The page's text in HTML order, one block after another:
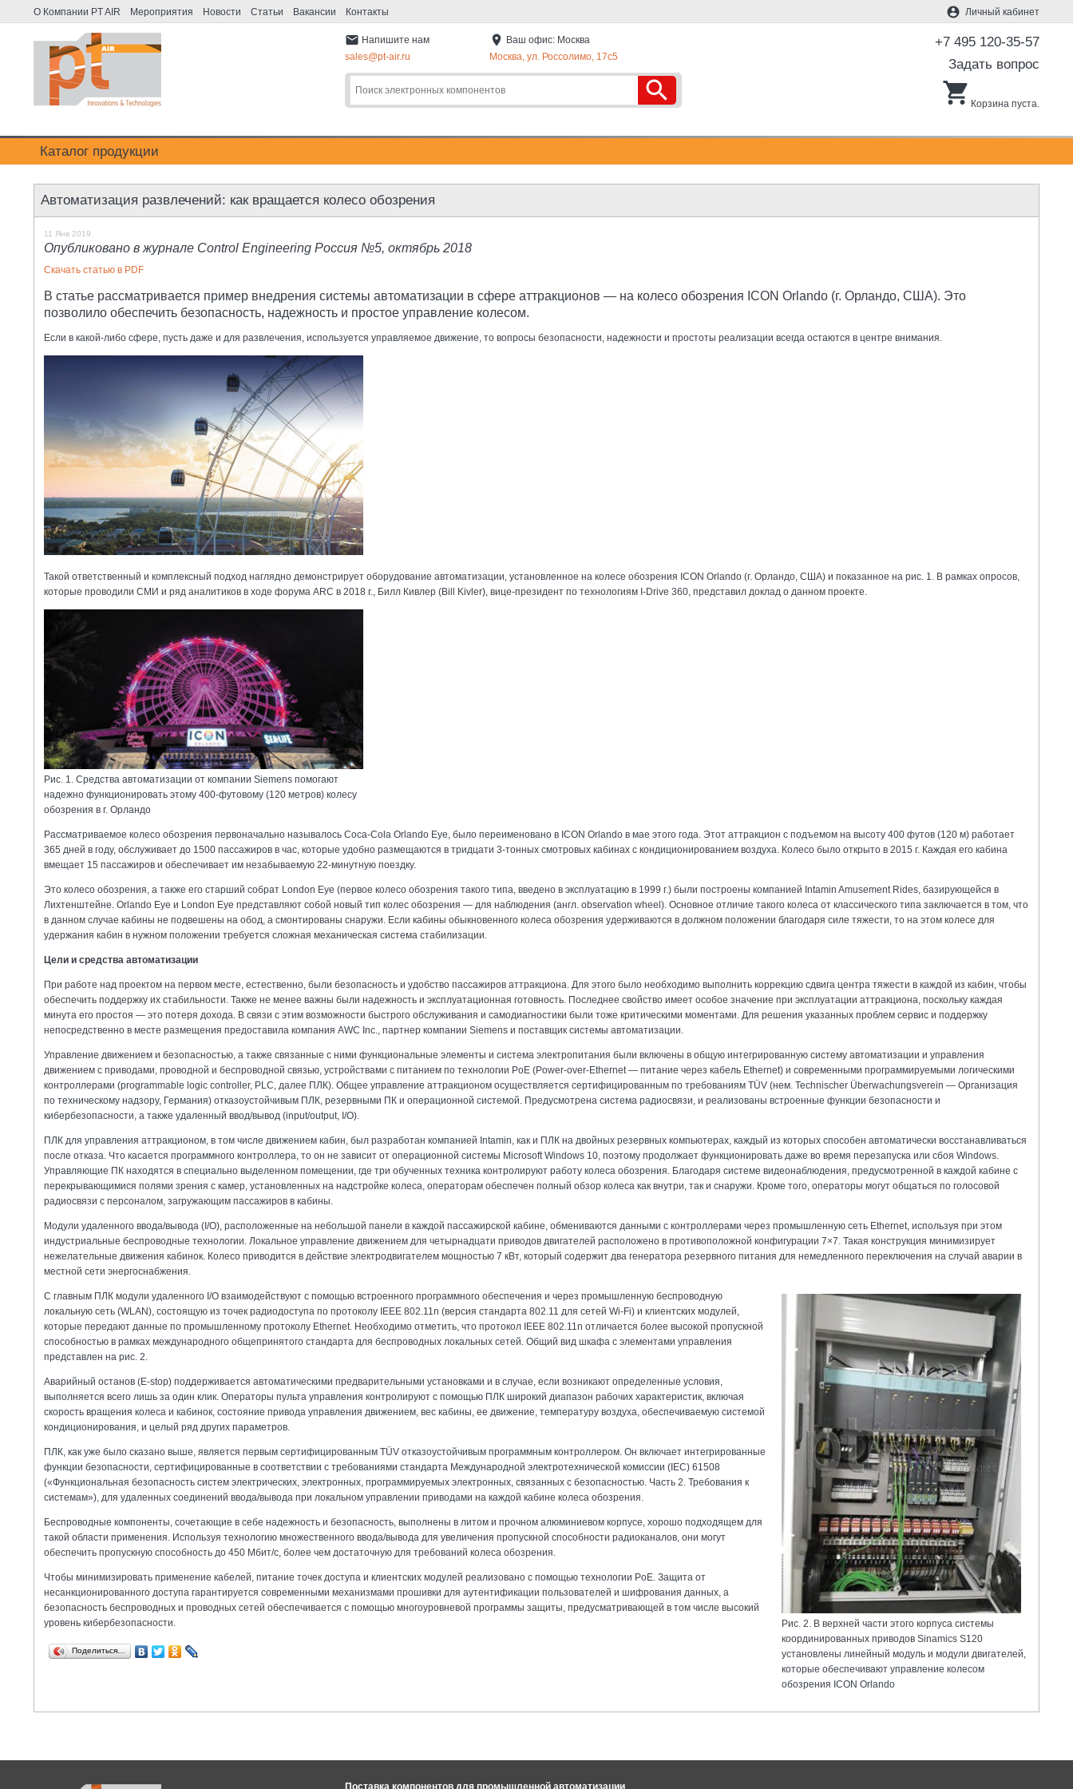
account_circle Личный кабинет
О Компании PT AIR Мероприятия Новости Статьи Вакансии Контакты
+7 495 120-35-57
Задать вопрос
shopping_cart Корзина пуста.
mail Напишите нам
sales@pt-air.ru
place Ваш офис: Москва
Москва, ул. Россолимо, 17c5
search
Каталог продукции
Автоматизация развлечений: как вращается колесо обозрения
11 Янв 2019
Опубликовано в журнале Control Engineering Россия №5, октябрь 2018
Скачать статью в PDF
В статье рассматривается пример внедрения системы автоматизации в сфере аттракционов — на колесо обозрения ICON Orlando (г. Орландо, США). Это
позволило обеспечить безопасность, надежность и простое управление колесом.
Если в какой-либо сфере, пусть даже и для развлечения, используется управляемое движение, то вопросы безопасности, надежности и простоты реализации всегда остаются в центре внимания.
Такой ответственный и комплексный подход наглядно демонстрирует оборудование автоматизации, установленное на колесе обозрения ICON Orlando (г. Орландо, США) и показанное на рис. 1. В рамках опросов,
которые проводили СМИ и ряд аналитиков в ходе форума ARC в 2018 г., Билл Кивлер (Bill Kivler), вице-президент по технологиям I-Drive 360, представил доклад о данном проекте.
Рис. 1. Средства автоматизации от компании Siemens помогают
надежно функционировать этому 400-футовому (120 метров) колесу
обозрения в г. Орландо
Рассматриваемое колесо обозрения первоначально называлось Coca-Cola Orlando Eye, было переименовано в ICON Orlando в мае этого года. Этот аттракцион с подъемом на высоту 400 футов (120 м) работает
365 дней в году, обслуживает до 1500 пассажиров в час, которые удобно размещаются в тридцати 3-тонных смотровых кабинах с кондиционированием воздуха. Колесо было открыто в 2015 г. Каждая его кабина
вмещает 15 пассажиров и обеспечивает им незабываемую 22-минутную поездку.
Это колесо обозрения, а также его старший собрат London Eye (первое колесо обозрения такого типа, введено в эксплуатацию в 1999 г.) были построены компанией Intamin Amusement Rides, базирующейся в
Лихтенштейне. Orlando Eye и London Eye представляют собой новый тип колес обозрения — для наблюдения (англ. observation wheel). Основное отличие такого колеса от классического типа заключается в том, что
в данном случае кабины не подвешены на обод, а смонтированы снаружи. Если кабины обыкновенного колеса обозрения удерживаются в должном положении благодаря силе тяжести, то на этом колесе для
удержания кабин в нужном положении требуется сложная механическая система стабилизации.
Цели и средства автоматизации
При работе над проектом на первом месте, естественно, были безопасность и удобство пассажиров аттракциона. Для этого было необходимо выполнить коррекцию сдвига центра тяжести в каждой из кабин, чтобы
обеспечить поддержку их стабильности. Также не менее важны были надежность и эксплуатационная готовность. Последнее свойство имеет особое значение при эксплуатации аттракциона, поскольку каждая
минута его простоя — это потеря дохода. В связи с этим возможности быстрого обслуживания и самодиагностики были тоже критическими моментами. Для решения указанных проблем сервис и поддержку
непосредственно в месте размещения предоставила компания AWC Inc., партнер компании Siemens и поставщик системы автоматизации.
Управление движением и безопасностью, а также связанные с ними функциональные элементы и система электропитания были включены в общую интегрированную систему автоматизации и управления
движением с приводами, проводной и беспроводной связью, устройствами с питанием по технологии PoE (Power-over-Ethernet — питание через кабель Ethernet) и современными программируемыми логическими
контроллерами (programmable logic controller, PLC, далее ПЛК). Общее управление аттракционом осуществляется сертифицированным по требованиям TÜV (нем. Technischer Überwachungsverein — Организация
по техническому надзору, Германия) отказоустойчивым ПЛК, резервными ПК и операционной системой. Предусмотрена система радиосвязи, и реализованы встроенные функции безопасности и
кибербезопасности, а также удаленный ввод/вывод (input/output, I/O).
ПЛК для управления аттракционом, в том числе движением кабин, был разработан компанией Intamin, как и ПЛК на двойных резервных компьютерах, каждый из которых способен автоматически восстанавливаться
после отказа. Что касается программного контроллера, то он не зависит от операционной системы Microsoft Windows 10, поэтому продолжает функционировать даже во время перезапуска или сбоя Windows.
Управляющие ПК находятся в специально выделенном помещении, где три обученных техника контролируют работу колеса обозрения. Благодаря системе видеонаблюдения, предусмотренной в каждой кабине с
перекрывающимися полями зрения с камер, установленных на надстройке колеса, операторам обеспечен полный обзор колеса как внутри, так и снаружи. Кроме того, операторы могут общаться по голосовой
радиосвязи с персоналом, загружающим пассажиров в кабины.
Модули удаленного ввода/вывода (I/O), расположенные на небольшой панели в каждой пассажирской кабине, обмениваются данными с контроллерами через промышленную сеть Ethernet, используя при этом
индустриальные беспроводные технологии. Локальное управление движением для четырнадцати приводов двигателей расположено в противоположной конфигурации 7×7. Такая конструкция минимизирует
нежелательные движения кабинок. Колесо приводится в действие электродвигателем мощностью 7 кВт, который содержит два генератора резервного питания для немедленного переключения на случай аварии в
местной сети энергоснабжения.
Рис. 2. В верхней части этого корпуса системы
координированных приводов Sinamics S120
установлены линейный модуль и модули двигателей,
которые обеспечивают управление колесом
обозрения ICON Orlando
С главным ПЛК модули удаленного I/O взаимодействуют с помощью встроенного программного обеспечения и через промышленную беспроводную
локальную сеть (WLAN), состоящую из точек радиодоступа по протоколу IEEE 802.11n (версия стандарта 802.11 для сетей Wi-Fi) и клиентских модулей,
которые передают данные по промышленному протоколу Ethernet. Необходимо отметить, что протокол IEEE 802.11n отличается более высокой пропускной
способностью в рамках международного общепринятого стандарта для беспроводных локальных сетей. Общий вид шкафа с элементами управления
представлен на рис. 2.
Аварийный останов (E-stop) поддерживается автоматическими предварительными установками и в случае, если возникают определенные условия,
выполняется всего лишь за один клик. Операторы пульта управления контролируют с помощью ПЛК широкий диапазон рабочих характеристик, включая
скорость вращения колеса и кабинок, состояние привода управления движением, вес кабины, ее движение, температуру воздуха, обеспечиваемую системой
кондиционирования, и целый ряд других параметров.
ПЛК, как уже было сказано выше, является первым сертифицированным TÜV отказоустойчивым программным контроллером. Он включает интегрированные
функции безопасности, сертифицированные в соответствии с требованиями стандарта Международной электротехнической комиссии (IEC) 61508
(«Функциональная безопасность систем электрических, электронных, программируемых электронных, связанных с безопасностью. Часть 2. Требования к
системам»), для удаленных соединений ввода/вывода при локальном управлении приводами на каждой кабине колеса обозрения.
Беспроводные компоненты, сочетающие в себе надежность и безопасность, выполнены в литом и прочном алюминиевом корпусе, хорошо подходящем для
такой области применения. Используя технологию множественного ввода/вывода для увеличения пропускной способности радиоканалов, они могут
обеспечить пропускную способность до 450 Мбит/с, более чем достаточную для требований колеса обозрения.
Чтобы минимизировать применение кабелей, питание точек доступа и клиентских модулей реализовано с помощью технологии PoE. Защита от
несанкционированного доступа гарантируется современными механизмами прошивки для аутентификации пользователей и шифрования данных, а
безопасность беспроводных и проводных сетей обеспечивается с помощью многоуровневой программы защиты, предусматривающей в том числе высокий
уровень кибербезопасности.
Поделиться…
Поставка компонентов для промышленной автоматизации